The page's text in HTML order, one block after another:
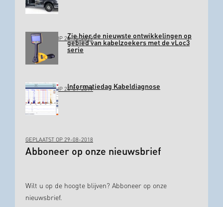
GEPLAATST OP 24-10-2019Zie hier de nieuwste ontwikkelingen op
gebied van kabelzoekers met de vLoc3
serie
GEPLAATST OP 24-01-2019Informatiedag Kabeldiagnose
GEPLAATST OP 29-08-2018
Abboneer op onze nieuwsbrief
Wilt u op de hoogte blijven? Abboneer op onze
nieuwsbrief.